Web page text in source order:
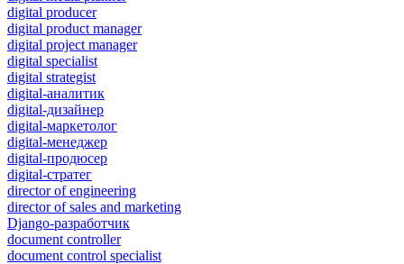
digital producer
digital product manager
digital project manager
digital specialist
digital strategist
digital-аналитик
digital-дизайнер
digital-маркетолог
digital-менеджер
digital-продюсер
digital-стратег
director of engineering
director of sales and marketing
Django-разработчик
document controller
document control specialist